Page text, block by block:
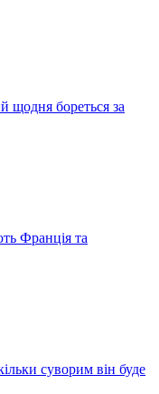
щодня бореться за
Франція та
суворим він буде